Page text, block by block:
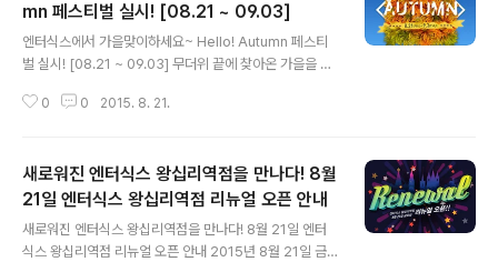
mn 페스티벌 실시! [08.21 ~ 09.03]
엔터식스에서 가을맞이하세요~ Hello! Autumn 페스티
벌 실시! [08.21 ~ 09.03] 무더위 끝에 찾아온 가을을 맞
가을맞이 쇼핑을 더욱 즐겁게 해 줄 다양한 이벤트들이 준
액별 5% 상품교환권 증정! - 증정기간 : 8월 21일 ~ 8월
23일 - 증정대상 : 서프라이즈 카드 회원 10만원 이상 구
매고객 비씨카드 결제고객 5천원 상품권 중복증정! - 증정
기간 : 8월 21일 ~ 23일, 8월 28일 ~ 30일 - 증정대상 :
0 0 2015. 8. 21.
새로워진 엔터식스 왕십리역점을 만나다! 8월
21일 엔터식스 왕십리역점 리뉴얼 오픈 안내
새로워진 엔터식스 왕십리역점을 만나다! 8월 21일 엔터
식스 왕십리역점 리뉴얼 오픈 안내 2015년 8월 21일 금